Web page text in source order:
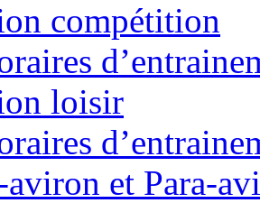
compétition
loisir
aviron et Para-